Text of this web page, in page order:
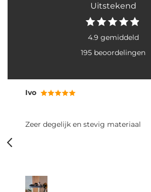
Uitstekend
4.9 gemiddeld
195 beoordelingen
Ivo
Zeer degelijk en stevig materiaal